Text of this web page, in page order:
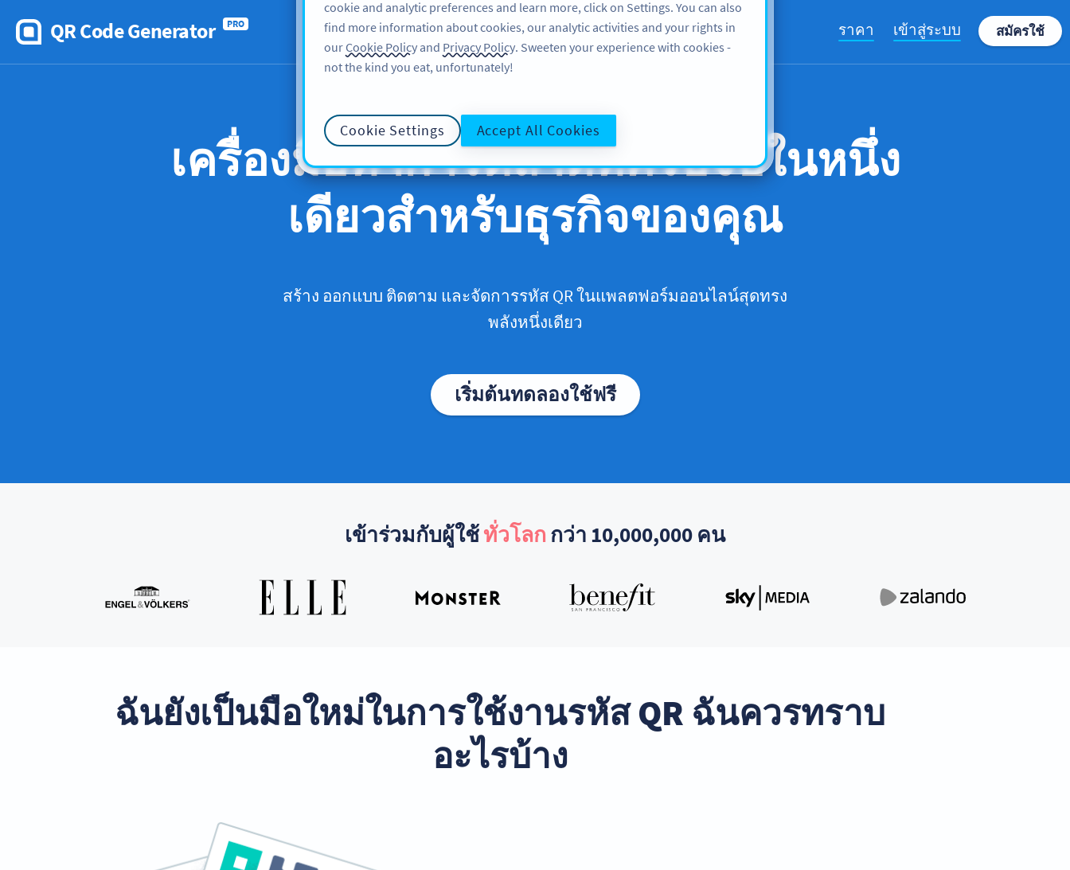
QR Code Generator PRO ราคา เข้าสู่ระบบ สมัครใช้
เครื่องมือทำการตลาดที่ครบจบในหนึ่ง
เดียวสำหรับธุรกิจของคุณ
สร้าง ออกแบบ ติดตาม และจัดการรหัส QR ในแพลตฟอร์มออนไลน์สุดทรง
พลังหนึ่งเดียว
เริ่มต้นทดลองใช้ฟรี
เข้าร่วมกับผู้ใช้ทั่วโลก กว่า 10,000,000 คน
ฉันยังเป็นมือใหม่ในการใช้งานรหัส QR ฉันควรทราบ
อะไรบ้าง
cookie and analytic preferences and learn more, click on Settings. You can also
find more information about cookies, our analytic activities and your rights in
ourCookie Policy and Privacy Policy. Sweeten your experience with cookies -
not the kind you eat, unfortunately!
Cookie Settings Accept All Cookies